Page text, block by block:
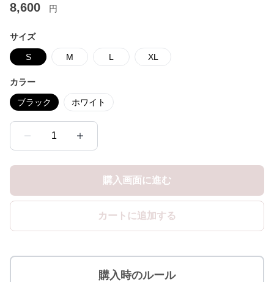
8,600 円
サイズ
S M L XL
カラー
ブラック ホワイト
1
購入画面に進む
カートに追加する
購入時のルール